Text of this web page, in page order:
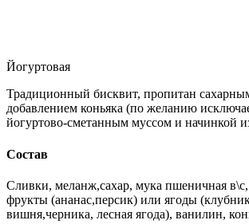
Йогуртовая
Традиционный бисквит, пропитан
добавлением коньяка (по желанию
йогуртово-сметанным муссом и начинкой
Состав
Сливки, меланж,сахар, мука пшеничная в\с,
фрукты (ананас,персик) или ягоды
вишня,черника, лесная ягода), ванилин,